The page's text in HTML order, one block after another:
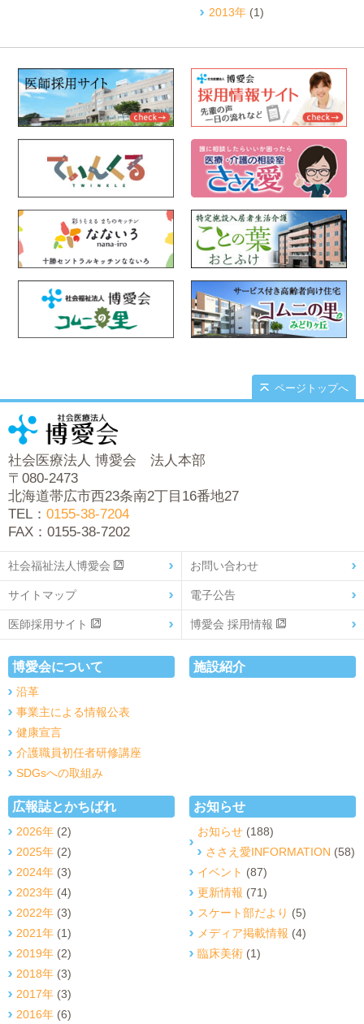
2013年 (1)
ページトップへ
社会医療法人 博愛会 法人本部
〒080-2473
北海道帯広市西23条南2丁目16番地27
TEL： 0155-38-7204
FAX：0155-38-7202
社会福祉法人博愛会 お問い合わせ
サイトマップ 電子公告
医師採用サイト 博愛会 採用情報
博愛会について
沿革
事業主による情報公表
健康宣言
介護職員初任者研修講座
SDGsへの取組み
施設紹介
広報誌とかちばれ
2026年 (2)
2025年 (2)
2024年 (3)
2023年 (4)
2022年 (3)
2021年 (1)
2019年 (2)
2018年 (3)
2017年 (3)
2016年 (6)
お知らせ
お知らせ(188)
ささえ愛INFORMATION (58)
イベント (87)
更新情報 (71)
スケート部だより (5)
メディア掲載情報 (4)
臨床美術(1)